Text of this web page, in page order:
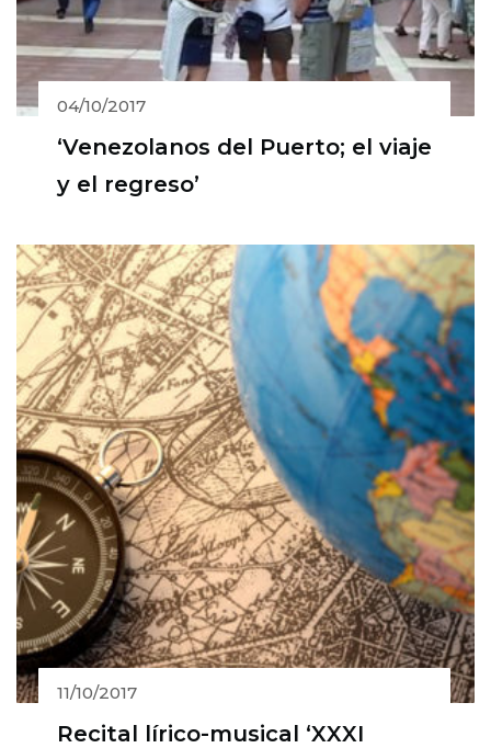
04/10/2017
‘Venezolanos del Puerto; el viaje
y el regreso’
11/10/2017
Recital lírico-musical ‘XXXI